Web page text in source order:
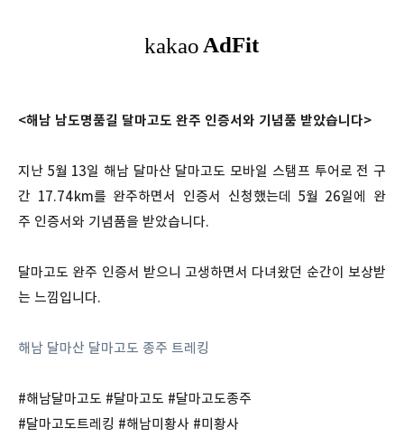
<해남 남도명품길 달마고도 완주 인증서와 기념품 받았습니다>
지난 5월 13일 해남 달마산 달마고도 모바일 스탬프 투어로 전 구
간 17.74km를 완주하면서 인증서 신청했는데 5월 26일에 완
주 인증서와 기념품을 받았습니다.
달마고도 완주 인증서 받으니 고생하면서 다녀왔던 순간이 보상받
는 느낌입니다.
해남 달마산 달마고도 종주 트레킹
#해남달마고도 #달마고도 #달마고도종주
#달마고도트레킹 #해남미황사 #미황사